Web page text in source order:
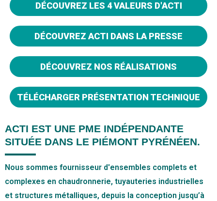
DÉCOUVREZ LES 4 VALEURS D'ACTI
DÉCOUVREZ ACTI DANS LA PRESSE
DÉCOUVREZ NOS RÉALISATIONS
TÉLÉCHARGER PRÉSENTATION TECHNIQUE
ACTI EST UNE PME INDÉPENDANTE
SITUÉE DANS LE PIÉMONT PYRÉNÉEN.
Nous sommes fournisseur d'ensembles complets et
complexes en chaudronnerie, tuyauteries industrielles
et structures métalliques, depuis la conception jusqu’à